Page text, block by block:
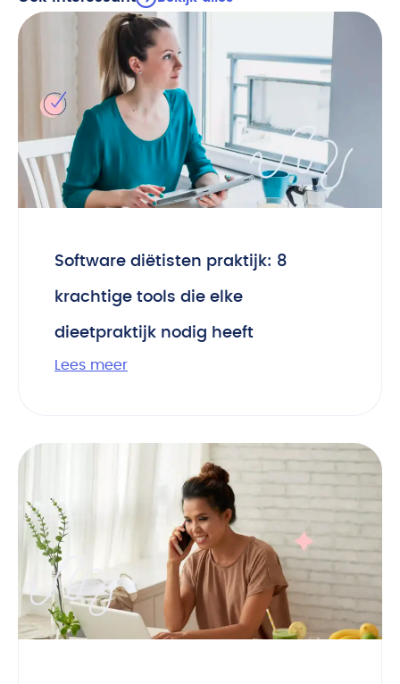
Software diëtisten praktijk: 8
krachtige tools die elke
dieetpraktijk nodig heeft
Lees meer